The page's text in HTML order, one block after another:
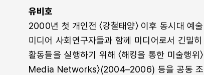
유비호
2000년 첫 개인전 〈강철태양〉 이후 동시대 예
미디어 사회연구자들과 함께 미디어로서 긴밀
활동들을 실행하기 위해 〈해킹을 통한 미술행
Media Networks〉(2004–2006) 등을 공동 조